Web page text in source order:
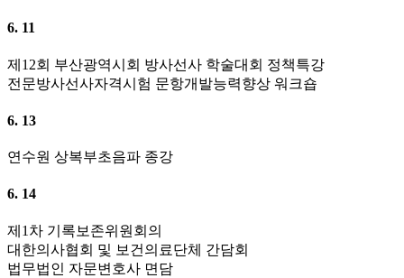
6. 11
제12회 부산광역시회 방사선사 학술대회 정책특강
전문방사선사자격시험 문항개발능력향상 워크숍
6. 13
연수원 상복부초음파 종강
6. 14
제1차 기록보존위원회의
대한의사협회 및 보건의료단체 간담회
법무법인 자문변호사 면담